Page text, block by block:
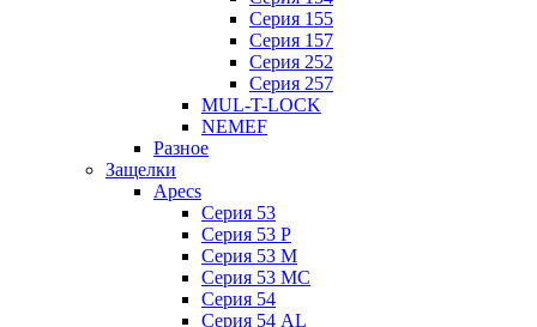
Серия 155
Серия 157
Серия 252
Серия 257
MUL-T-LOCK
NEMEF
Разное
Защелки
Apecs
Серия 53
Серия 53 P
Серия 53 М
Серия 53 МC
Серия 54
Серия 54 AL